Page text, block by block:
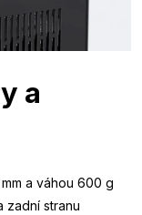
a
a váhou 600 g
zadní stranu